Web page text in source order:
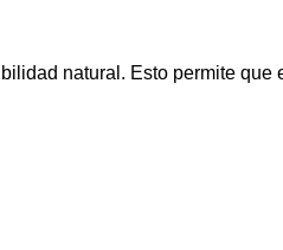
natural. Esto permite que